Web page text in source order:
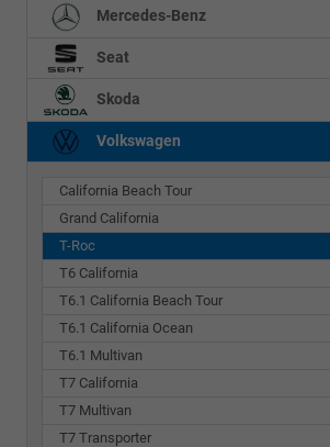
Mercedes-Benz
Seat
Skoda
Volkswagen
California Beach Tour
Grand California
T-Roc
T6 California
T6.1 California Beach Tour
T6.1 California Ocean
T6.1 Multivan
T7 California
T7 Multivan
T7 Transporter